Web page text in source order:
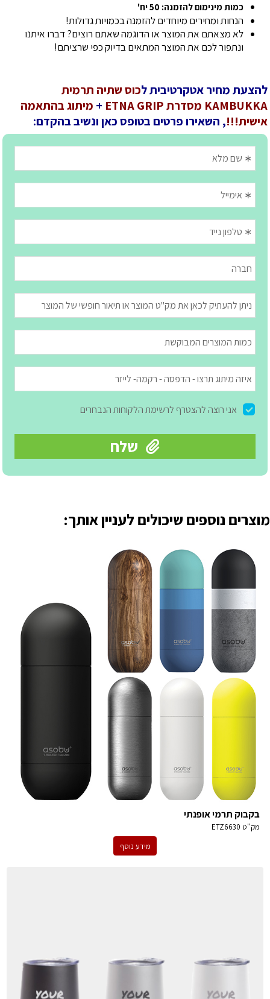
כמות מינימום להזמנה: 50 יח'
הנחות ומחירים מיוחדים להזמנה בכמויות גדולות!
לא מצאתם את המוצר או הדוגמה שאתם רוצים? דברו איתנו
ונתפור לכם את המוצר המתאים בדיוק כפי שרציתם!
להצעת מחיר אטקרטיבית לכוס שתיה תרמית
KAMBUKKA מסדרת ETNA GRIP
+ מיתוג בהתאמה
אישית!!!, השאירו פרטים בטופס כאן ונשיב בהקדם:
מוצרים נוספים שיכולים לעניין אותך:
בקבוק תרמי אופנתי
מק''ט ETZ6630
מידע נוסף